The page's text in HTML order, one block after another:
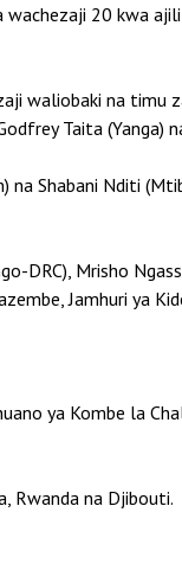
20 kwa
waliobaki na timu
Taita (Yanga)
Shabani Nditi
DRC), Mrisho
Jamhuri ya
ya Kombe la
Rwanda na Djibouti.